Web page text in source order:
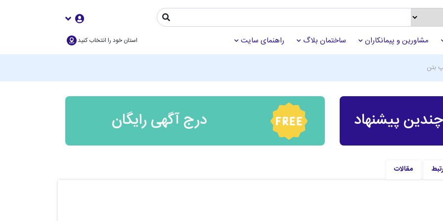
مشاورین و پیمانکاران ساختمان بلاگ راهنمای سایت استان خود را انتخاب کنید
بتن
پیشنهاد درج آگهی رایگان
مقالات